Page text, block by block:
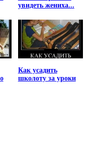
увидеть жениха...
Как усадить
школоту за уроки